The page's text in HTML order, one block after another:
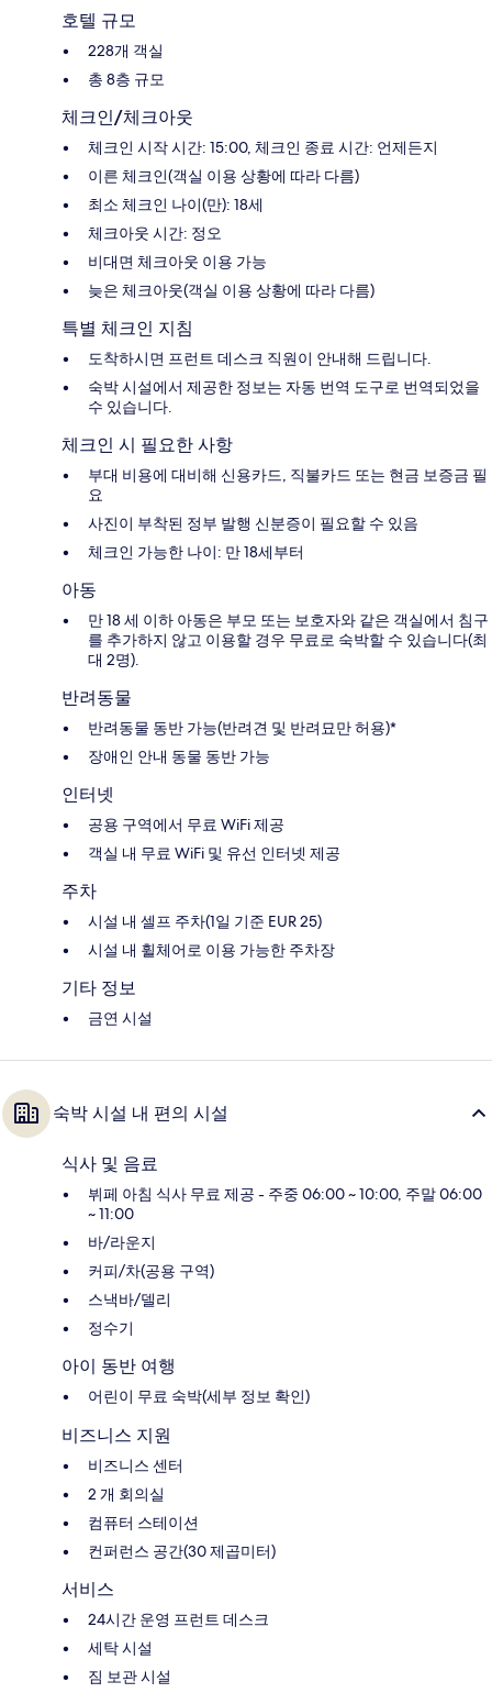
호텔 규모
228개 객실
총 8층 규모
체크인/체크아웃
체크인 시작 시간: 15:00, 체크인 종료 시간: 언제든지
이른 체크인(객실 이용 상황에 따라 다름)
최소 체크인 나이(만): 18세
체크아웃 시간: 정오
비대면 체크아웃 이용 가능
늦은 체크아웃(객실 이용 상황에 따라 다름)
특별 체크인 지침
도착하시면 프런트 데스크 직원이 안내해 드립니다.
숙박 시설에서 제공한 정보는 자동 번역 도구로 번역되었을
수 있습니다.
체크인 시 필요한 사항
부대 비용에 대비해 신용카드, 직불카드 또는 현금 보증금 필
요
사진이 부착된 정부 발행 신분증이 필요할 수 있음
체크인 가능한 나이: 만 18세부터
아동
만 18 세 이하 아동은 부모 또는 보호자와 같은 객실에서 침구
를 추가하지 않고 이용할 경우 무료로 숙박할 수 있습니다(최
대 2명).
반려동물
반려동물 동반 가능(반려견 및 반려묘만 허용)*
장애인 안내 동물 동반 가능
인터넷
공용 구역에서 무료 WiFi 제공
객실 내 무료 WiFi 및 유선 인터넷 제공
주차
시설 내 셀프 주차(1일 기준 EUR 25)
시설 내 휠체어로 이용 가능한 주차장
기타 정보
금연 시설
숙박 시설 내 편의 시설
식사 및 음료
뷔페 아침 식사 무료 제공 - 주중 06:00 ~ 10:00, 주말 06:00
~ 11:00
바/라운지
커피/차(공용 구역)
스낵바/델리
정수기
아이 동반 여행
어린이 무료 숙박(세부 정보 확인)
비즈니스 지원
비즈니스 센터
2 개 회의실
컴퓨터 스테이션
컨퍼런스 공간(30 제곱미터)
서비스
24시간 운영 프런트 데스크
세탁 시설
짐 보관 시설